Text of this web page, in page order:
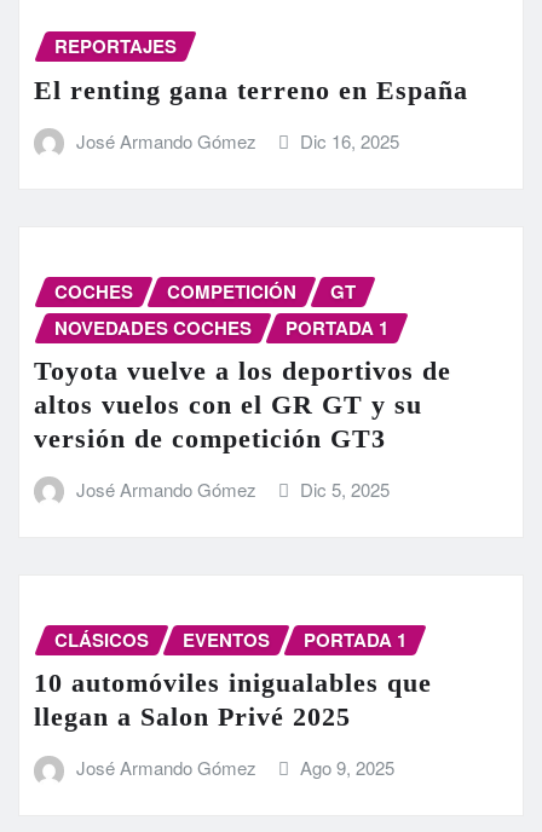
REPORTAJES
El renting gana terreno en España
José Armando Gómez Dic 16, 2025
COCHES COMPETICIÓN
GT
NOVEDADES COCHES
PORTADA 1
Toyota vuelve a los deportivos de
altos vuelos con el GR GT y su
versión de competición GT3
José Armando Gómez Dic 5, 2025
CLÁSICOS EVENTOS PORTADA 1
10 automóviles inigualables que
llegan a Salon Privé 2025
José Armando Gómez Ago 9, 2025